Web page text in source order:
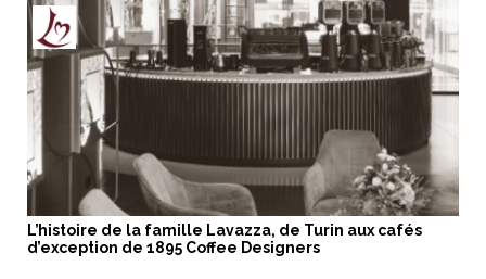
L’histoire de la famille Lavazza, de Turin aux cafés
d’exception de 1895 Coffee Designers